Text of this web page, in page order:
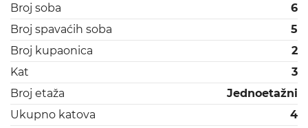
Broj soba
6
Broj spavaćih soba
5
Broj kupaonica
2
Kat
3
Broj etaža
Jednoetažni
Ukupno katova
4